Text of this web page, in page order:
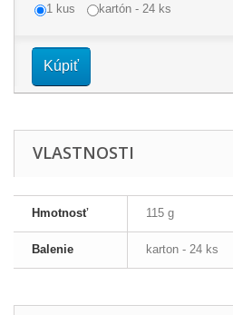
1 kus
kartón - 24 ks
Kúpiť
VLASTNOSTI
Hmotnosť 115 g
Balenie karton - 24 ks